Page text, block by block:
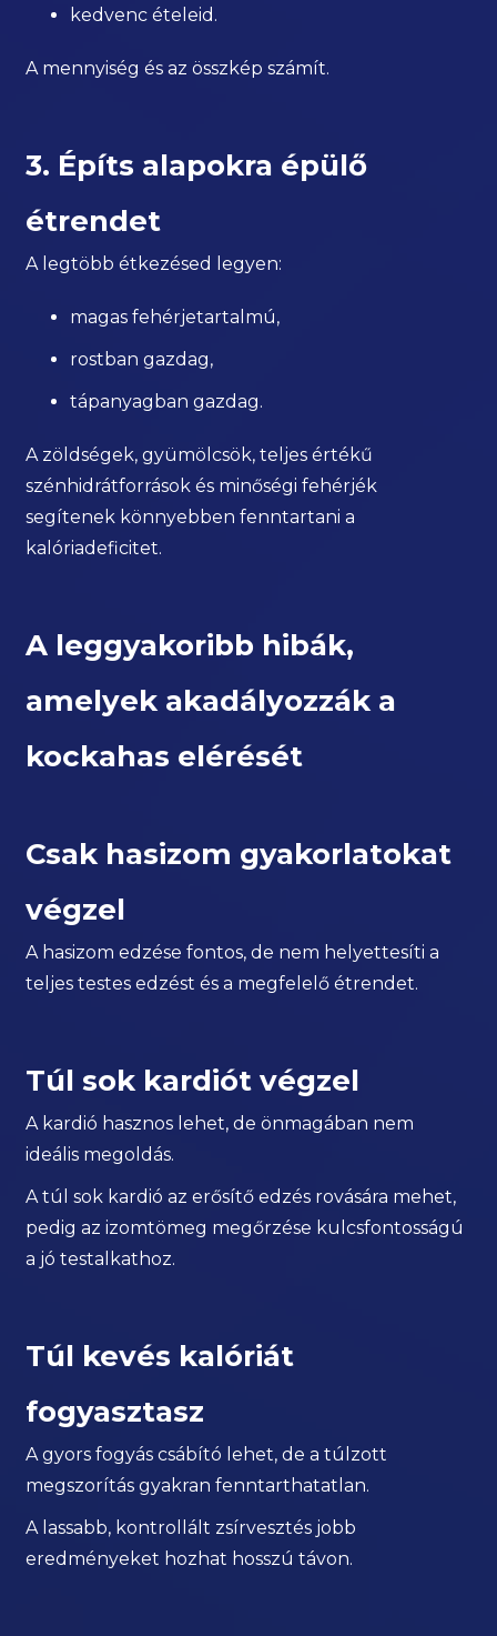
kedvenc ételeid.
A mennyiség és az összkép számít.
3. Építs alapokra épülő
étrendet
A legtöbb étkezésed legyen:
magas fehérjetartalmú,
rostban gazdag,
tápanyagban gazdag.
A zöldségek, gyümölcsök, teljes értékű
szénhidrátforrások és minőségi fehérjék
segítenek könnyebben fenntartani a
kalóriadeficitet.
A leggyakoribb hibák,
amelyek akadályozzák a
kockahas elérését
Csak hasizom gyakorlatokat
végzel
A hasizom edzése fontos, de nem helyettesíti a
teljes testes edzést és a megfelelő étrendet.
Túl sok kardiót végzel
A kardió hasznos lehet, de önmagában nem
ideális megoldás.
A túl sok kardió az erősítő edzés rovására mehet,
pedig az izomtömeg megőrzése kulcsfontosságú
a jó testalkathoz.
Túl kevés kalóriát
fogyasztasz
A gyors fogyás csábító lehet, de a túlzott
megszorítás gyakran fenntarthatatlan.
A lassabb, kontrollált zsírvesztés jobb
eredményeket hozhat hosszú távon.